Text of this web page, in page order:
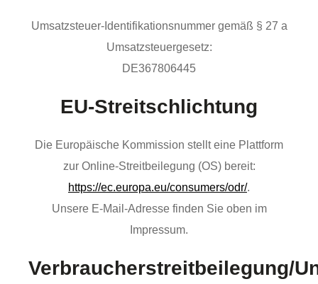
Umsatzsteuer-Identifikationsnummer gemäß § 27 a
Umsatzsteuergesetz:
DE367806445
EU-Streitschlichtung
Die Europäische Kommission stellt eine Plattform
zur Online-Streitbeilegung (OS) bereit:
https://ec.europa.eu/consumers/odr/.
Unsere E-Mail-Adresse finden Sie oben im
Impressum.
Verbraucherstreitbeilegung/